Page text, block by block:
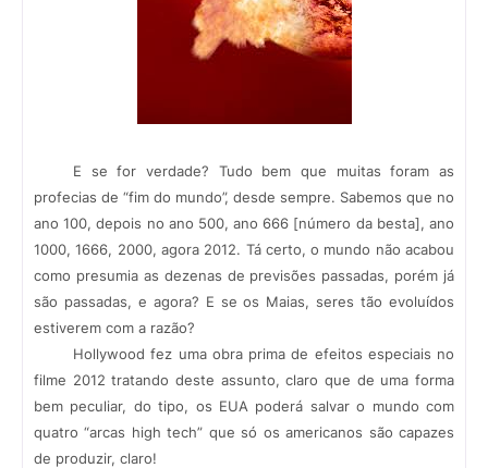
E se for verdade? Tudo bem que muitas foram as
profecias de “fim do mundo”, desde sempre. Sabemos que no
ano 100, depois no ano 500, ano 666 [número da besta], ano
1000, 1666, 2000, agora 2012. Tá certo, o mundo não acabou
como presumia as dezenas de previsões passadas, porém já
são passadas, e agora? E se os Maias, seres tão evoluídos
estiverem com a razão?
Hollywood fez uma obra prima de efeitos especiais no
filme 2012 tratando deste assunto, claro que de uma forma
bem peculiar, do tipo, os EUA poderá salvar o mundo com
quatro “arcas high tech” que só os americanos são capazes
de produzir, claro!